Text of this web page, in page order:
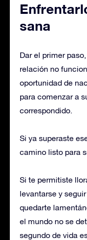
sana
Dar el primer
relación no
oportunidad de
para comenzar a
correspondido.
Si ya superaste
camino listo para
Si te permitiste
levantarse y
quedarte
el mundo no se
segundo de vida